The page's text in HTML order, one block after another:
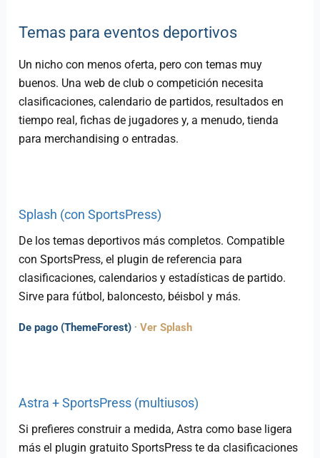
Temas para eventos deportivos
Un nicho con menos oferta, pero con temas muy
buenos. Una web de club o competición necesita
clasificaciones, calendario de partidos, resultados en
tiempo real, fichas de jugadores y, a menudo, tienda
para merchandising o entradas.
Splash (con SportsPress)
De los temas deportivos más completos. Compatible
con SportsPress, el plugin de referencia para
clasificaciones, calendarios y estadísticas de partido.
Sirve para fútbol, baloncesto, béisbol y más.
De pago (ThemeForest) ·Ver Splash
Astra + SportsPress (multiusos)
Si prefieres construir a medida, Astra como base ligera
más el plugin gratuito SportsPress te da clasificaciones